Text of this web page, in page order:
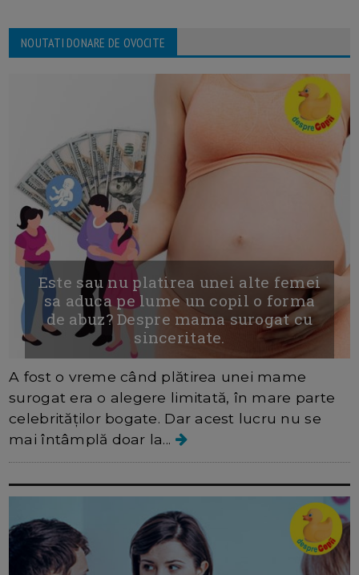
NOUTATI DONARE DE OVOCITE
Este sau nu platirea unei alte femei
sa aduca pe lume un copil o forma
de abuz? Despre mama surogat cu
sinceritate.
A fost o vreme când plătirea unei mame
surogat era o alegere limitată, în mare parte
celebrităților bogate. Dar acest lucru nu se
mai întâmplă doar la...